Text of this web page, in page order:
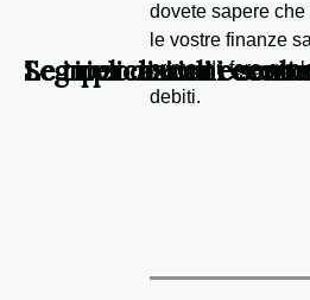
dovete sapere
le vostre finanze
prima di fare
debiti.
Segni zodiacali e
Le ripercussioni
Le implicazioni